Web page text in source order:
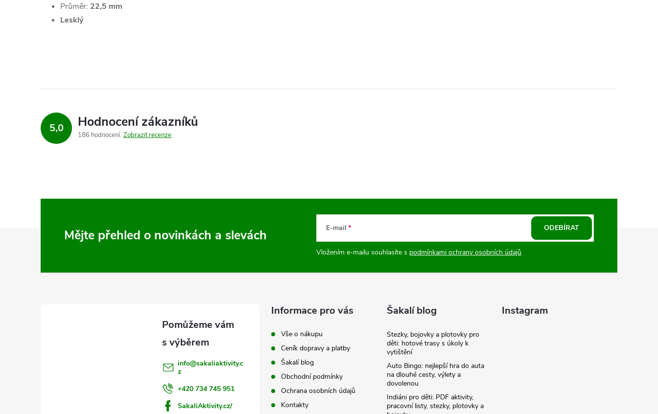
Průměr: 22,5 mm
Lesklý
5,0 Hodnocení zákazníků
186 hodnocení Zobrazit recenze
Mějte přehled o novinkách a slevách E-mail
Vložením e-mailu souhlasíte s podmínkami ochrany osobních údajů
ODEBÍRAT
info@sakaliaktivity.c
z
+420 734 745 951
SakaliAktivity.cz/
Informace pro vás
Vše o nákupu
Ceník dopravy a platby
Šakalí blog
Obchodní podmínky
Ochrana osobních údajů
Kontakty
Šakalí blog
Stezky, bojovky a plotovky pro
děti: hotové trasy s úkoly k
vytištění
Auto Bingo: nejlepší hra do auta
na dlouhé cesty, výlety a
dovolenou
Indiáni pro děti: PDF aktivity,
pracovní listy, stezky, plotovky a
Instagram